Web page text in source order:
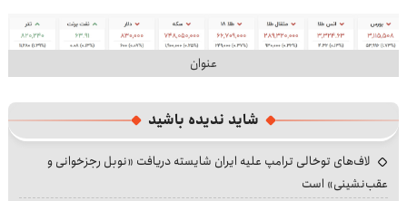
عنوان
شاید ندیده باشید
لاف‌های توخالی ترامپ علیه ایران شایسته دریافت «نوبل رجزخوانی و
عقب‌نشینی» است